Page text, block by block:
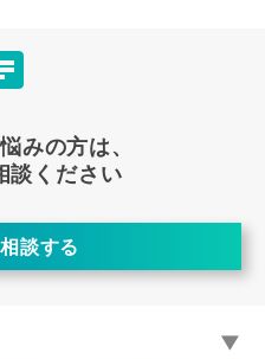
みの方は、
談ください
談する